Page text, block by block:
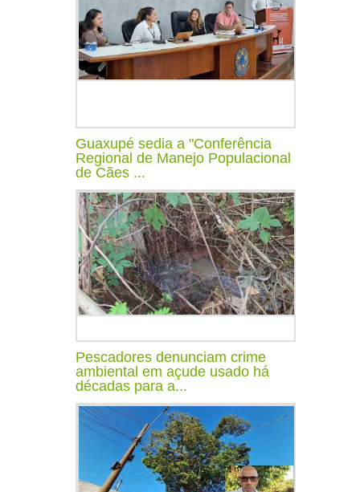
Guaxupé sedia a "Conferência
Regional de Manejo Populacional
de Cães ...
Pescadores denunciam crime
ambiental em açude usado há
décadas para a...